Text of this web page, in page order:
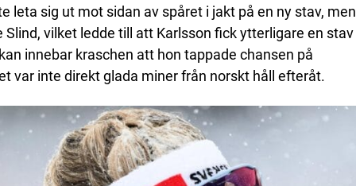
leta sig ut mot sidan av spåret i jakt på en ny stav, men
Slind, vilket ledde till att Karlsson fick ytterligare en stav
innebar kraschen att hon tappade chansen på
var inte direkt glada miner från norskt håll efteråt.